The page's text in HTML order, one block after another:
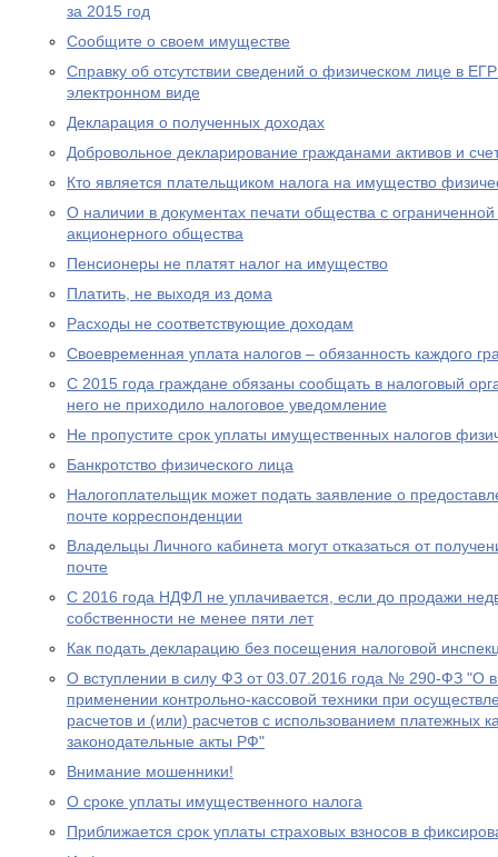
за 2015 год
Сообщите о своем имуществе
Справку об отсутствии сведений о физическом лице в
электронном виде
Декларация о полученных доходах
Добровольное декларирование гражданами активов и
Кто является плательщиком налога на имущество
О наличии в документах печати общества с ограниченной
акционерного общества
Пенсионеры не платят налог на имущество
Платить, не выходя из дома
Расходы не соответствующие доходам
Своевременная уплата налогов – обязанность каждого
С 2015 года граждане обязаны сообщать в налоговый
него не приходило налоговое уведомление
Не пропустите срок уплаты имущественных налогов
Банкротство физического лица
Налогоплательщик может подать заявление о
почте корреспонденции
Владельцы Личного кабинета могут отказаться от
почте
С 2016 года НДФЛ не уплачивается, если до продажи
собственности не менее пяти лет
Как подать декларацию без посещения налоговой
О вступлении в силу ФЗ от 03.07.2016 года № 290-ФЗ "О
применении контрольно-кассовой техники при
расчетов и (или) расчетов с использованием платежных
законодательные акты РФ"
Внимание мошенники!
О сроке уплаты имущественного налога
Приближается срок уплаты страховых взносов в